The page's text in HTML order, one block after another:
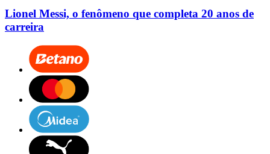
Lionel Messi, o fenômeno que completa 20 anos de
carreira